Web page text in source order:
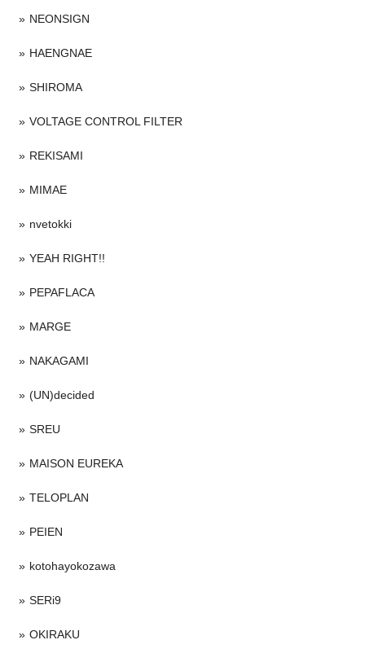
NEONSIGN
HAENGNAE
SHIROMA
VOLTAGE CONTROL FILTER
REKISAMI
MIMAE
nvetokki
YEAH RIGHT!!
PEPAFLACA
MARGE
NAKAGAMI
(UN)decided
SREU
MAISON EUREKA
TELOPLAN
PEIEN
kotohayokozawa
SERi9
OKIRAKU